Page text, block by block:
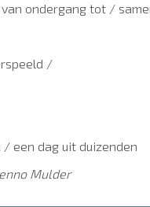
ondergang tot /
/
een dag uit duizenden
Mulder